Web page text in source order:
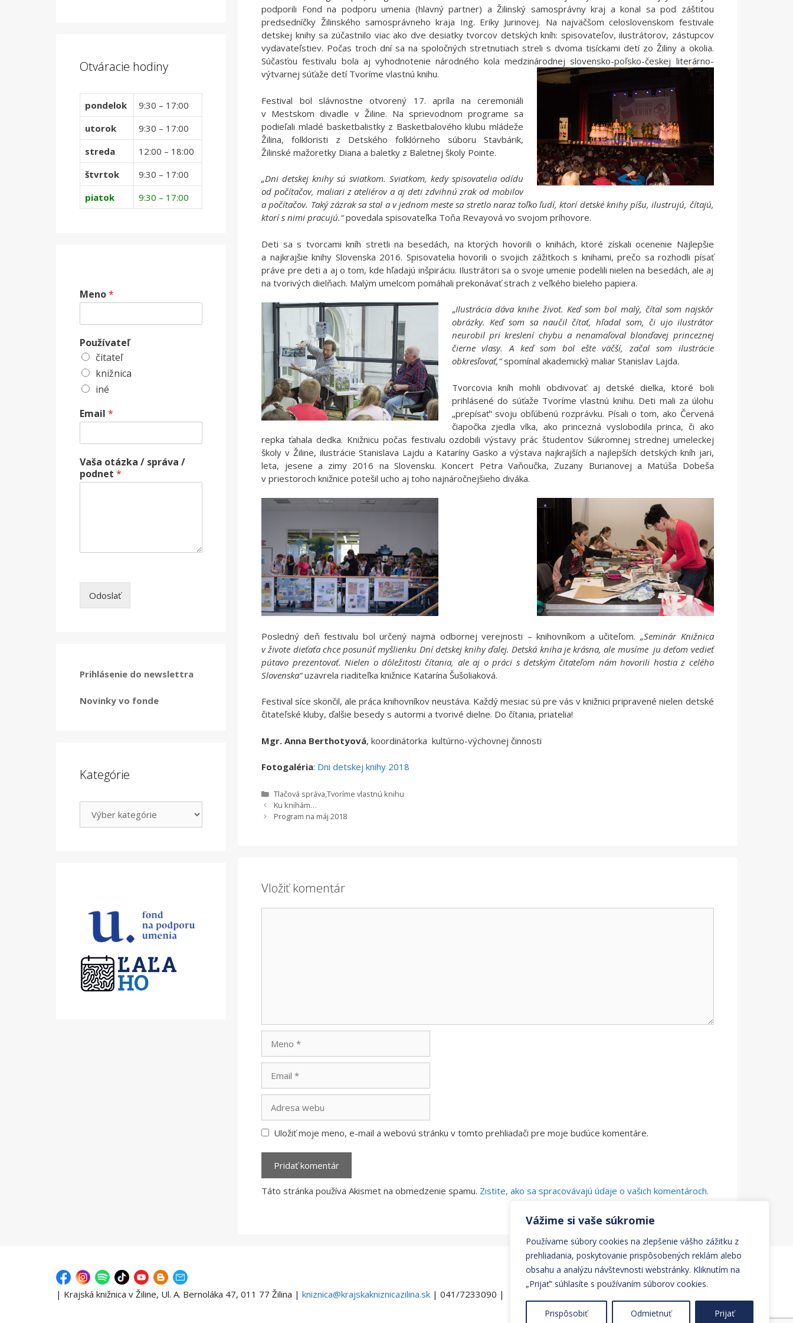
Vážime si vaše súkromie
Používame súbory cookies na zlepšenie vášho zážitku z
prehliadania, poskytovanie prispôsobených reklám alebo
obsahu a analýzu návštevnosti webstránky. Kliknutím na
„Prijať“ súhlasíte s používaním súborov cookies.
Prispôsobiť Odmietnuť Prijať
podporili Fond na podporu umenia (hlavný partner) a Žilinský samosprávny kraj a konal sa pod záštitou
predsedníčky Žilinského samosprávneho kraja Ing. Eriky Jurinovej. Na najväčšom celoslovenskom festivale
detskej knihy sa zúčastnilo viac ako dve desiatky tvorcov detských kníh: spisovateľov, ilustrátorov, zástupcov
vydavateľstiev. Počas troch dní sa na spoločných stretnutiach streli s dvoma tisíckami detí zo Žiliny a okolia.
Súčasťou festivalu bola aj vyhodnotenie národného kola medzinárodnej slovensko-poľsko-českej literárno-
výtvarnej súťaže detí Tvoríme vlastnú knihu.
Festival bol slávnostne otvorený 17. apríla na ceremoniáli
v Mestskom divadle v Žiline. Na sprievodnom programe sa
podieľali mladé basketbalistky z Basketbalového klubu mládeže
Žilina, folkloristi z Detského folklórneho súboru Stavbárik,
Žilinské mažoretky Diana a baletky z Baletnej školy Pointe.
„Dni detskej knihy sú sviatkom. Sviatkom, kedy spisovatelia odídu
od počítačov, maliari z ateliérov a aj deti zdvihnú zrak od mobilov
a počítačov. Taký zázrak sa stal a v jednom meste sa stretlo naraz toľko ľudí, ktorí detské knihy píšu, ilustrujú, čítajú,
ktorí s nimi pracujú.“povedala spisovateľka Toňa Revayová vo svojom príhovore.
Deti sa s tvorcami kníh stretli na besedách, na ktorých hovorili o knihách, ktoré získali ocenenie Najlepšie
a najkrajšie knihy Slovenska 2016. Spisovatelia hovorili o svojich zážitkoch s knihami, prečo sa rozhodli písať
práve pre deti a aj o tom, kde hľadajú inšpiráciu. Ilustrátori sa o svoje umenie podelili nielen na besedách, ale aj
na tvorivých dielňach. Malým umelcom pomáhali prekonávať strach z veľkého bieleho papiera.
„Ilustrácia dáva knihe život. Keď som bol malý, čítal som najskôr
obrázky. Keď som sa naučil čítať, hľadal som, či ujo ilustrátor
neurobil pri kreslení chybu a nenamaľoval blonďavej princeznej
čierne vlasy. A keď som bol ešte väčší, začal som ilustrácie
obkresľovať,“spomínal akademický maliar Stanislav Lajda.
Tvorcovia kníh mohli obdivovať aj detské dielka, ktoré boli
prihlásené do súťaže Tvoríme vlastnú knihu. Deti mali za úlohu
„prepísať“ svoju obľúbenú rozprávku. Písali o tom, ako Červená
čiapočka zjedla vlka, ako princezná vyslobodila princa, či ako
repka ťahala dedka. Knižnicu počas festivalu ozdobili výstavy prác študentov Súkromnej strednej umeleckej
školy v Žiline, ilustrácie Stanislava Lajdu a Kataríny Gasko a výstava najkrajších a najlepších detských kníh jari,
leta, jesene a zimy 2016 na Slovensku. Koncert Petra Vaňoučka, Zuzany Burianovej a Matúša Dobeša
v priestoroch knižnice potešil ucho aj toho najnáročnejšieho diváka.
Posledný deň festivalu bol určený najmä odbornej verejnosti – knihovníkom a učiteľom. „Seminár Knižnica
v živote dieťaťa chce posunúť myšlienku Dní detskej knihy ďalej. Detská kniha je krásna, ale musíme ju deťom vedieť
pútavo prezentovať. Nielen o dôležitosti čítania, ale aj o práci s detským čitateľom nám hovorili hostia z celého
Slovenska“uzavrela riaditeľka knižnice Katarína Šušoliaková.
Festival síce skončil, ale práca knihovníkov neustáva. Každý mesiac sú pre vás v knižnici pripravené nielen detské
čitateľské kluby, ďalšie besedy s autormi a tvorivé dielne. Do čítania, priatelia!
Mgr. Anna Berthotyová, koordinátorka kultúrno-výchovnej činnosti
Fotogaléria: Dni detskej knihy 2018
Kategórie
Tlačová správa,Tvoríme vlastnú knihu
Ku knihám…
Program na máj 2018
Vložiť komentár
webu
Uložiť moje meno, e-mail a webovú stránku v tomto prehliadači pre moje budúce komentáre.
Táto stránka používa Akismet na obmedzenie spamu. Zistite, ako sa spracovávajú údaje o vašich komentároch.
Otváracie hodiny
pondelok
9:30 – 17:00
utorok
9:30 – 17:00
streda
12:00 – 18:00
štvrtok
9:30 – 17:00
piatok
9:30 – 17:00
Meno*
Používateľ
čitateľ
knižnica
iné
Email *
Vaša otázka / správa /
podnet *
Odoslať
Prihlásenie do newslettra
Novinky vo fonde
Kategórie
| Krajská knižnica v Žiline, Ul. A. Bernoláka 47, 011 77 Žilina | kniznica@krajskakniznicazilina.sk| 041/7233090 |